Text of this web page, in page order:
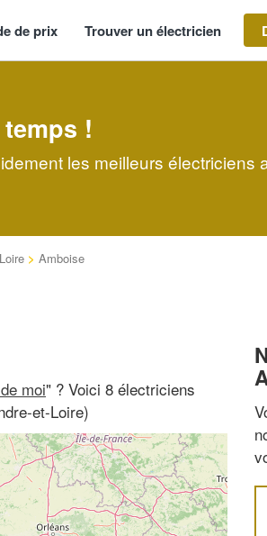
de prix Trouver un électricien
!
les meilleurs électriciens
> Amboise
moi" ? Voici 8 électriciens
et-Loire)